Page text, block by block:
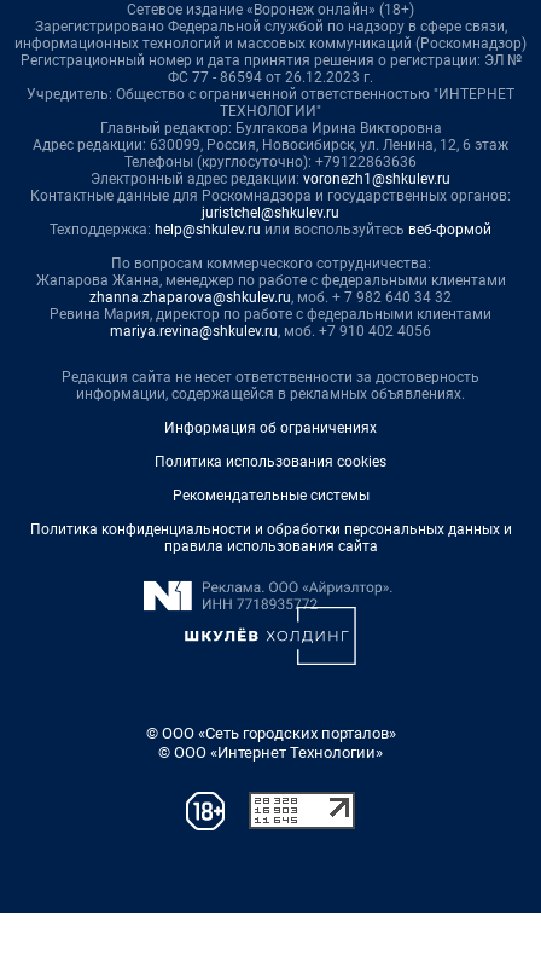
Сетевое издание «Воронеж онлайн» (18+)
Зарегистрировано Федеральной службой по надзору в сфере связи,
информационных технологий и массовых коммуникаций (Роскомнадзор)
Регистрационный номер и дата принятия решения о регистрации: ЭЛ №
ФС 77 - 86594 от 26.12.2023 г.
Учредитель: Общество с ограниченной ответственностью "ИНТЕРНЕТ
ТЕХНОЛОГИИ"
Главный редактор: Булгакова Ирина Викторовна
Адрес редакции: 630099, Россия, Новосибирск, ул. Ленина, 12, 6 этаж
Телефоны (круглосуточно): +79122863636
Электронный адрес редакции: voronezh1@shkulev.ru
Контактные данные для Роскомнадзора и государственных органов:
juristchel@shkulev.ru
Техподдержка: help@shkulev.ru или воспользуйтесь веб-формой
По вопросам коммерческого сотрудничества:
Жапарова Жанна, менеджер по работе с федеральными клиентами
zhanna.zhaparova@shkulev.ru, моб. + 7 982 640 34 32
Ревина Мария, директор по работе с федеральными клиентами
mariya.revina@shkulev.ru, моб. +7 910 402 4056
Редакция сайта не несет ответственности за достоверность
информации, содержащейся в рекламных объявлениях.
Информация об ограничениях
Политика использования cookies
Рекомендательные системы
Политика конфиденциальности и обработки персональных данных и
правила использования сайта
© ООО «Сеть городских порталов»
© ООО «Интернет Технологии»